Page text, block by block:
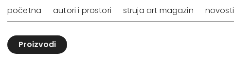
početna autori i prostori struja art magazin novosti
Proizvodi